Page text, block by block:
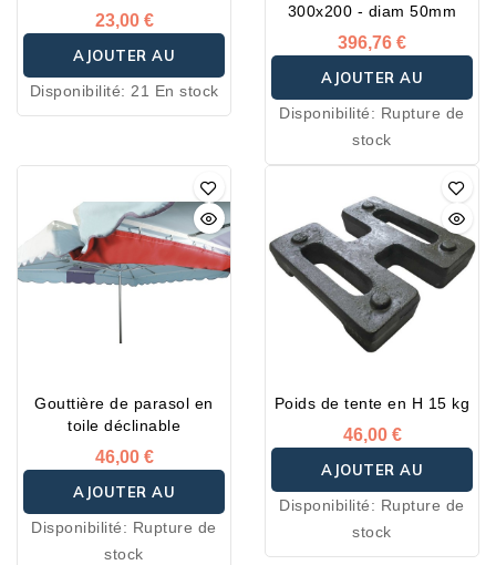
23,00 €
AJOUTER AU
PANIER
Disponibilité: 21 En stock
300x200 - diam 50mm
396,76 €
AJOUTER AU
PANIER
Disponibilité: Rupture de
stock
Gouttière de parasol en
toile déclinable
46,00 €
AJOUTER AU
PANIER
Disponibilité: Rupture de
stock
Poids de tente en H 15 kg
46,00 €
AJOUTER AU
PANIER
Disponibilité: Rupture de
stock